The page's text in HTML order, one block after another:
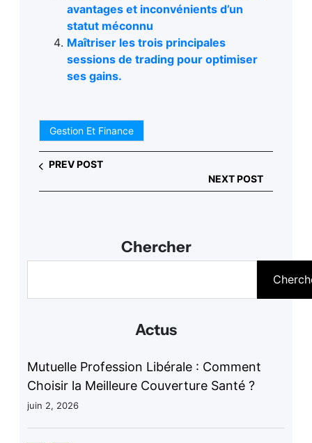
avantages et inconvénients d’un
statut méconnu
Maîtriser les trois principales
sessions de trading pour optimiser
ses gains.
Gestion Et Finance
PREV POST
NEXT POST
Chercher
c
c
h
e
Actus
Mutuelle Profession Libérale : Comment
Choisir la Meilleure Couverture Santé ?
juin 2, 2026